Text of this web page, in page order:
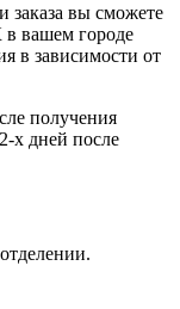
вы сможете
в вашем городе
в зависимости от
получения
х дней после